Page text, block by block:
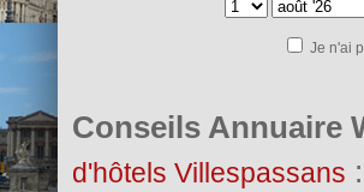
Je n'ai
Conseils Annuaire
d'hôtels Villespassans :